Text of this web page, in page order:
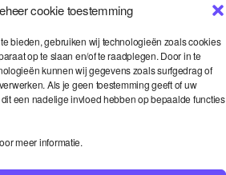
cookie toestemming
bieden, gebruiken wij technologieën zoals cookies
op te slaan en/of te raadplegen. Door in te
kunnen wij gegevens zoals surfgedrag of
Als je geen toestemming geeft of uw
een nadelige invloed hebben op bepaalde functies
meer informatie.